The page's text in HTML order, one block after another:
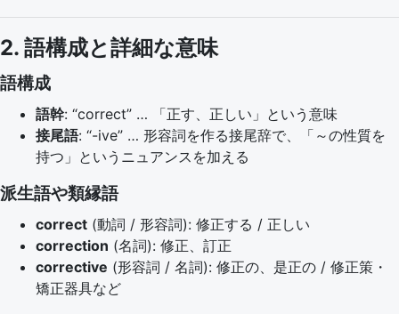
2. 語構成と詳細な意味
語構成
語幹: “correct” … 「正す、正しい」という意味
接尾語: “-ive” … 形容詞を作る接尾辞で、「～の性質を
持つ」というニュアンスを加える
派生語や類縁語
correct (動詞 / 形容詞): 修正する / 正しい
correction (名詞): 修正、訂正
corrective (形容詞 / 名詞): 修正の、是正の / 修正策・
矯正器具など